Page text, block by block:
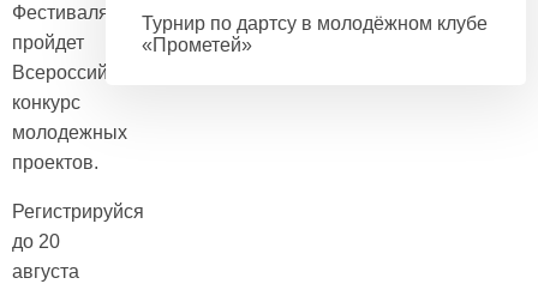
Фестиваля
пройдет
Всероссийский
конкурс
молодежных
проектов.
Регистрируйся
до 20
августа
Турнир по дартсу в молодёжном клубе
«Прометей»